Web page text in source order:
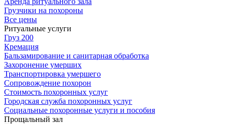
Грузчики на похороны
Все цены
Ритуальные услуги
Груз 200
Кремация
Бальзамирование и санитарная обработка
Захоронение умерших
Транспортировка умершего
Сопровождение похорон
Стоимость похоронных услуг
Городская служба похоронных услуг
Социальные похоронные услуги и пособия
Прощальный зал